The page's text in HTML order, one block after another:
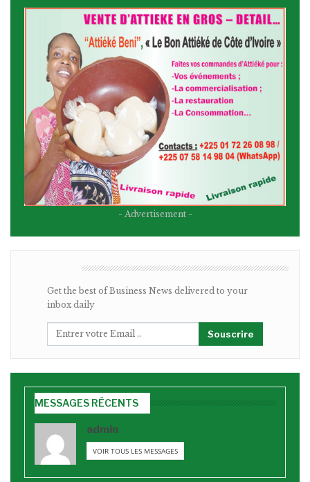
- Advertisement -
Get the best of Business News delivered to your
inbox daily
Souscrire
MESSAGES RÉCENTS
admin
VOIR TOUS LES MESSAGES